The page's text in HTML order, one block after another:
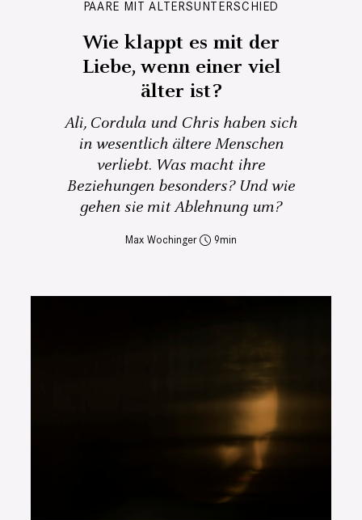
PAARE MIT ALTERSUNTERSCHIED
Wie klappt es mit der
Liebe, wenn einer viel
älter ist?
Ali, Cordula und Chris haben sich
in wesentlich ältere Menschen
verliebt. Was macht ihre
Beziehungen besonders? Und wie
gehen sie mit Ablehnung um?
Max Wochinger 9